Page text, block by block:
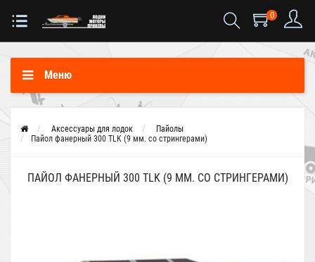
0
Меню
Аксессуары для лодок
Пайолы
Пайол фанерный 300 TLK (9 мм. со стрингерами)
ПАЙОЛ ФАНЕРНЫЙ 300 TLK (9 ММ. СО СТРИНГЕРАМИ)